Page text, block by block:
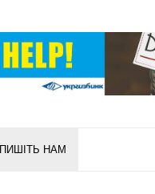
ПИШІТЬ НАМ